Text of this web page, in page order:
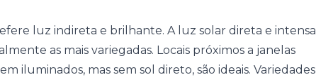
luz indireta e brilhante. A luz solar direta e intensa
as mais variegadas. Locais próximos a janelas
iluminados, mas sem sol direto, são ideais. Variedades